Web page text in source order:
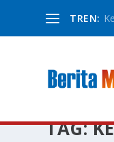
TREN:
TAG: